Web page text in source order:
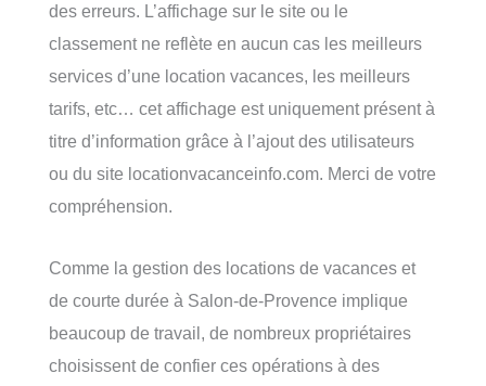
des erreurs. L’affichage sur le site ou le
classement ne reflète en aucun cas les meilleurs
services d’une location vacances, les meilleurs
tarifs, etc… cet affichage est uniquement présent à
titre d’information grâce à l’ajout des utilisateurs
ou du site locationvacanceinfo.com. Merci de votre
compréhension.
Comme la gestion des locations de vacances et
de courte durée à Salon-de-Provence implique
beaucoup de travail, de nombreux propriétaires
choisissent de confier ces opérations à des